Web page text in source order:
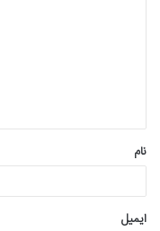
*
نام
ایمیل